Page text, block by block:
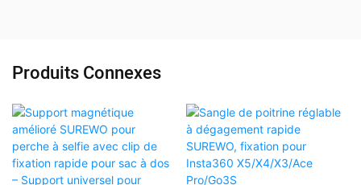
Produits Connexes